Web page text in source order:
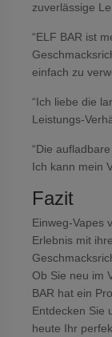
zuverlässige
“ELF BAR ist
einfach zu
“Ich liebe die
Leistungs-
“Die
Ich kann mein
Fazit
Einweg-Vapes
Erlebnis mit
Ob Sie neu im
BAR hat ein
Entdecken Sie
heute Ihr